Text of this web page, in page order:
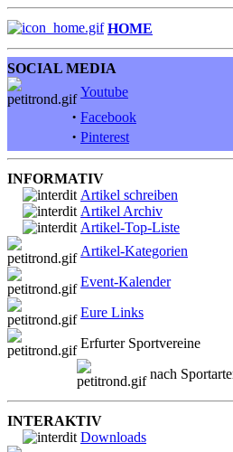
HOME
SOCIAL MEDIA
Youtube
· Facebook
· Pinterest
INFORMATIV
Artikel schreiben
Artikel Archiv
Artikel-Top-Liste
Artikel-Kategorien
Event-Kalender
Eure Links
Erfurter Sportvereine
nach
INTERAKTIV
Downloads